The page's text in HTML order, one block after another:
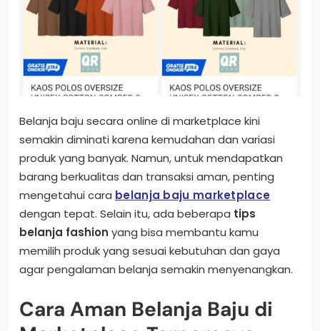
Belanja baju secara online di marketplace kini
semakin diminati karena kemudahan dan variasi
produk yang banyak. Namun, untuk mendapatkan
barang berkualitas dan transaksi aman, penting
mengetahui cara belanja baju marketplace
dengan tepat. Selain itu, ada beberapa tips
belanja fashion yang bisa membantu kamu
memilih produk yang sesuai kebutuhan dan gaya
agar pengalaman belanja semakin menyenangkan.
Cara Aman Belanja Baju di